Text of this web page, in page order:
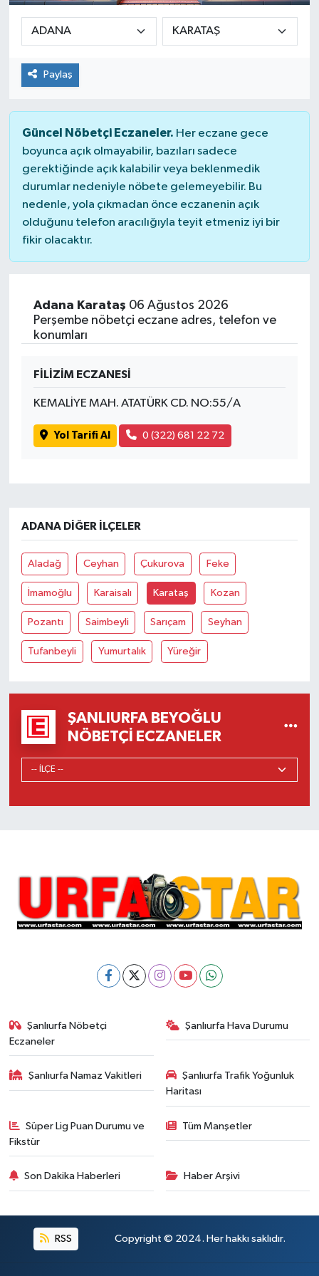
Paylaş
Güncel Nöbetçi Eczaneler. Her eczane gece
boyunca açık olmayabilir, bazıları sadece
gerektiğinde açık kalabilir veya beklenmedik
durumlar nedeniyle nöbete gelemeyebilir. Bu
nedenle, yola çıkmadan önce eczanenin açık
olduğunu telefon aracılığıyla teyit etmeniz iyi bir
fikir olacaktır.
Adana Karataş 06 Ağustos 2026
Perşembe nöbetçi eczane adres, telefon ve
konumları
FİLİZİM ECZANESİ
KEMALİYE MAH. ATATÜRK CD. NO:55/A
Yol Tarifi Al 0 (322) 681 22 72
ADANA DIĞER İLÇELER
Aladağ Ceyhan Çukurova Feke
İmamoğlu Karaisalı Karataş Kozan
Pozantı Saimbeyli Sarıçam Seyhan
Tufanbeyli Yumurtalık Yüreğir
ŞANLIURFA BEYOĞLU
NÖBETÇI ECZANELER
Şanlıurfa Nöbetçi
Eczaneler
Şanlıurfa Hava Durumu
Şanlıurfa Namaz Vakitleri
Şanlıurfa Trafik Yoğunluk
Haritası
Süper Lig Puan Durumu ve
Fikstür
Tüm Manşetler
Son Dakika Haberleri Haber Arşivi
RSS Copyright © 2024. Her hakkı saklıdır.